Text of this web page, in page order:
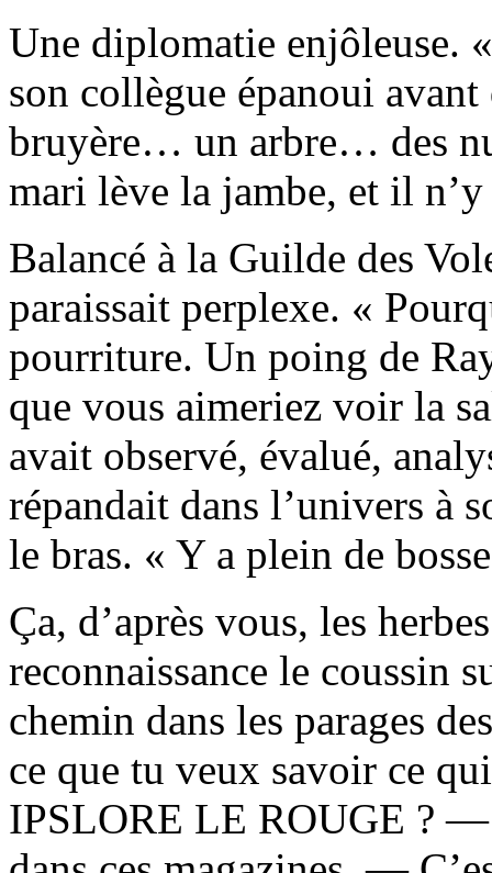
Une diplomatie enjôleuse.
son collègue épanoui
bruyère… un arbre… des
mari lève la jambe, et il
Balancé à la Guilde des
paraissait perplexe. «
pourriture. Un poing de
que vous aimeriez voir la
avait observé, évalué,
répandait dans l’univers à
le bras. « Y a plein de
Ça, d’après vous, les
reconnaissance le coussin
chemin dans les parages
ce que tu veux savoir ce
IPSLORE LE ROUGE ? —